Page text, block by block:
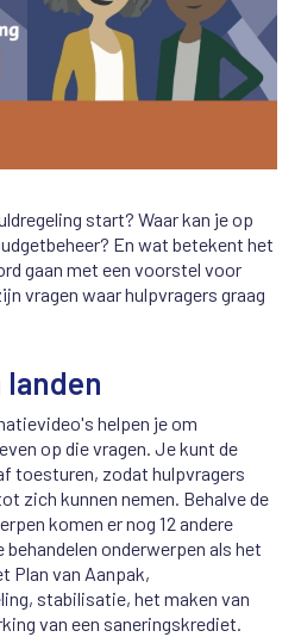
start? Waar kan je op
En wat betekent het
gaan met een voorstel voor
vragen waar hulpvragers graag
helpen je om
op die vragen. Je kunt de
toesturen, zodat hulpvragers
zich kunnen nemen. Behalve de
komen er nog 12 andere
onderwerpen als het
Plan van Aanpak,
stabilisatie, het maken van
van een saneringskrediet.